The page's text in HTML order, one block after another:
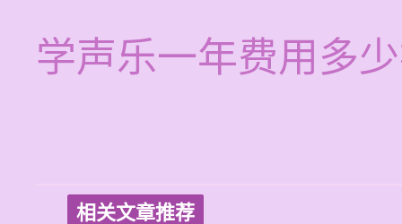
学声乐一年费用多
相关文章推荐